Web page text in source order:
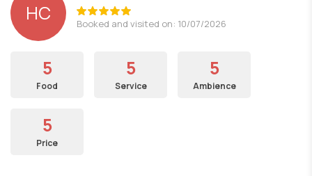
HC Booked and visited on: 10/07/2026
5
Food
5
Service
5
Ambience
5
Price